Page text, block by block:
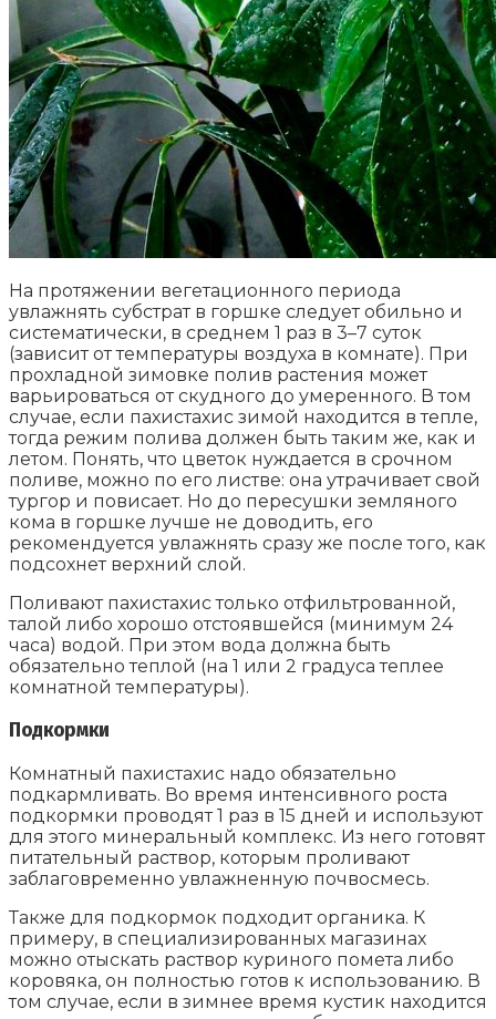
На протяжении вегетационного периода
увлажнять субстрат в горшке следует обильно и
систематически, в среднем 1 раз в 3–7 суток
(зависит от температуры воздуха в комнате). При
прохладной зимовке полив растения может
варьироваться от скудного до умеренного. В том
случае, если пахистахис зимой находится в тепле,
тогда режим полива должен быть таким же, как и
летом. Понять, что цветок нуждается в срочном
поливе, можно по его листве: она утрачивает свой
тургор и повисает. Но до пересушки земляного
кома в горшке лучше не доводить, его
рекомендуется увлажнять сразу же после того, как
подсохнет верхний слой.
Поливают пахистахис только отфильтрованной,
талой либо хорошо отстоявшейся (минимум 24
часа) водой. При этом вода должна быть
обязательно теплой (на 1 или 2 градуса теплее
комнатной температуры).
Подкормки
Комнатный пахистахис надо обязательно
подкармливать. Во время интенсивного роста
подкормки проводят 1 раз в 15 дней и используют
для этого минеральный комплекс. Из него готовят
питательный раствор, которым проливают
заблаговременно увлажненную почвосмесь.
Также для подкормок подходит органика. К
примеру, в специализированных магазинах
можно отыскать раствор куриного помета либо
коровяка, он полностью готов к использованию. В
том случае, если в зимнее время кустик находится